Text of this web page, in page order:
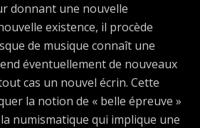
donnant une nouvelle
existence, il procède
de musique connaît une
éventuellement de nouveaux
cas un nouvel écrin. Cette
la notion de « belle épreuve »
numismatique qui implique une